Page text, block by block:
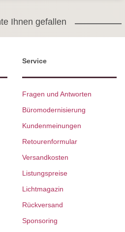
Ihnen gefallen
Service
Fragen und Antworten
Büromodernisierung
Kundenmeinungen
Retourenformular
Versandkosten
Listungspreise
Lichtmagazin
Rückversand
Sponsoring